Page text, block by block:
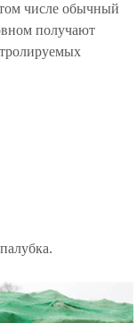
числе обычный
получают